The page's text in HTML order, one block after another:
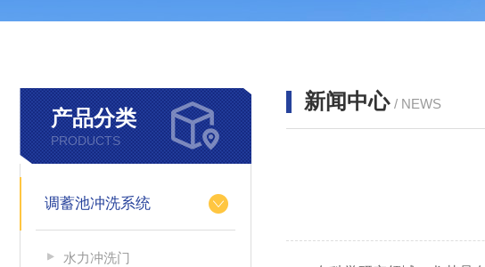
产品分类
PRODUCTS
调蓄池冲洗系统
水力冲洗门
新闻中心 / NEWS